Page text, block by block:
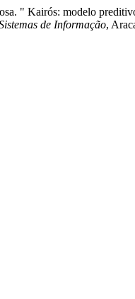
" Kairós: modelo
de Informação,